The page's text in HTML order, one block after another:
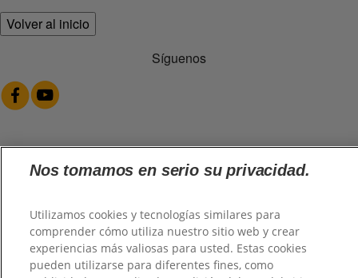
Volver al inicio
Síguenos
@2026 TuHogar. Todos los derechos reservados.
Nos tomamos en serio su privacidad.
Utilizamos cookies y tecnologías similares para
comprender cómo utiliza nuestro sitio web y crear
experiencias más valiosas para usted. Estas cookies
pueden utilizarse para diferentes fines, como